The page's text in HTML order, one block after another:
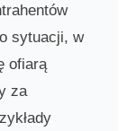
sytuacji, w
ofiarą
za